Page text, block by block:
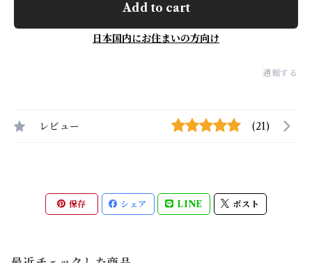
Add to cart
日本国内にお住まいの方向け
通報する
レビュー (21)
保存 シェア LINE ポスト